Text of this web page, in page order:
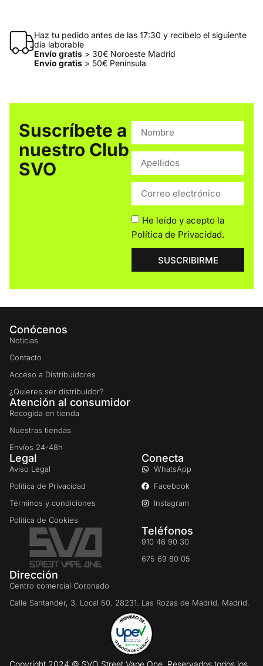
Haz tu pedido antes de las 17:30 y recíbelo el siguiente
día laborable
Envío gratis> 30€ Noroeste Madrid
Envío gratis> 50€ Península
Suscríbete a
nuestro Club
SVO
He leído y acepto la
Política de Privacidad.
SUSCRIBIRME
Conócenos
Noticias
Contacto
Acceso a Distribuidores
¿Quieres ser distribuidor?
Atención al consumidor
Recogida en tienda
Nuestras tiendas
Envíos 24-48h
Legal
Aviso Legal
Política de Privacidad
Términos y condiciones
Política de Cookies
Conecta
WhatsApp
Facebook
Instagram
Teléfonos
910 46 90 30
675 69 80 05
Dirección
Centro comercial Coronado
Calle Santander, 3, Local 50. 28231. Las Rozas de Madrid, Madrid.
Copyright 2024 © SVO Street Vape One. Reservados todos los